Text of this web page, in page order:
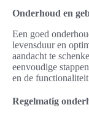
Onderhoud en
Een goed
levensduur en
aandacht te
eenvoudige
en de
Regelmatig